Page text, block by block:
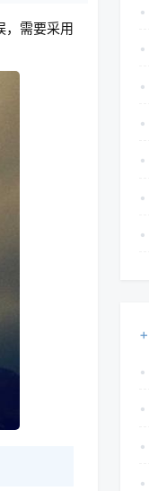
，需要采用